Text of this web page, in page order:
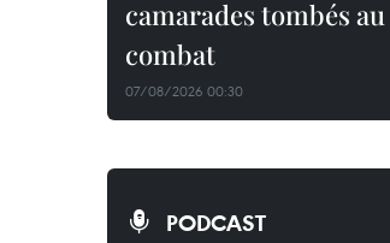
camarades tombés au
combat
07/08/2026 00:30
PODCAST